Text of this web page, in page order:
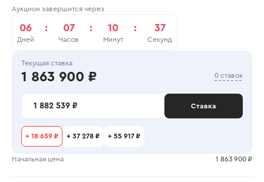
Аукцион завершится через
06
Дней
: 07
Часов
: 10
Минут
: 37
Секунд
Текущая ставка
1 863 900 ₽ 0 ставок
1 882 539 ₽ Ставка
+ 18 639 ₽ + 37 278 ₽ + 55 917 ₽
Начальная цена 1 863 900 ₽